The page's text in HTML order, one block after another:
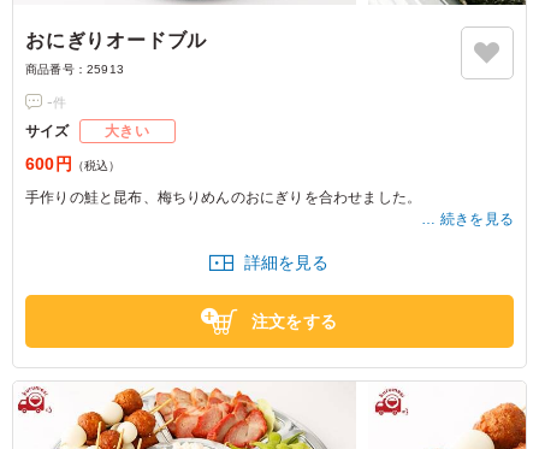
おにぎりオードブル
商品番号： 25913
-件
サイズ 大きい
600円 （税込）
手作りの鮭と昆布、梅ちりめんのおにぎりを合わせました。
続きを見る
詳細を見る
注文をする